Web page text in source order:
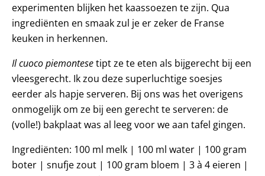
experimenten blijken het kaassoezen te zijn. Qua
ingrediënten en smaak zul je er zeker de Franse
keuken in herkennen.
Il cuoco piemontesetipt ze te eten als bijgerecht bij een
vleesgerecht. Ik zou deze superluchtige soesjes
eerder als hapje serveren. Bij ons was het overigens
onmogelijk om ze bij een gerecht te serveren: de
(volle!) bakplaat was al leeg voor we aan tafel gingen.
Ingrediënten: 100 ml melk | 100 ml water | 100 gram
boter | snufje zout | 100 gram bloem | 3 à 4 eieren |